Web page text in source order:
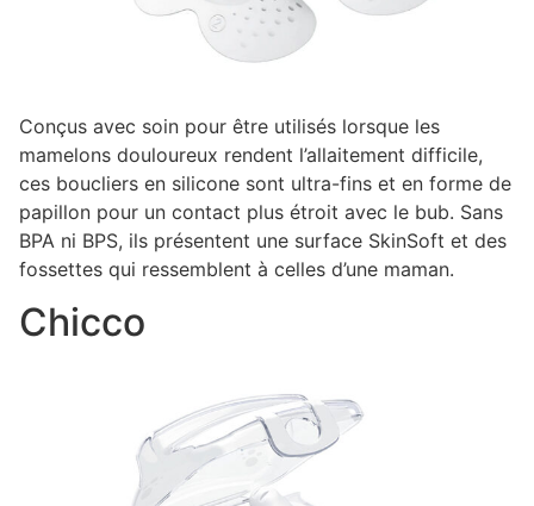
Conçus avec soin pour être utilisés lorsque les
mamelons douloureux rendent l’allaitement difficile,
ces boucliers en silicone sont ultra-fins et en forme de
papillon pour un contact plus étroit avec le bub. Sans
BPA ni BPS, ils présentent une surface SkinSoft et des
fossettes qui ressemblent à celles d’une maman.
Chicco